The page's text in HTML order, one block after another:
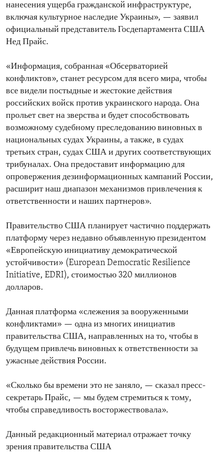
нанесения ущерба гражданской инфраструктуре,
включая культурное наследие Украины», — заявил
официальный представитель Госдепартамента США
Нед Прайс.
«Информация, собранная «Обсерваторией
конфликтов», станет ресурсом для всего мира, чтобы
все видели постыдные и жестокие действия
российских войск против украинского народа. Она
прольет свет на зверства и будет способствовать
возможному судебному преследованию виновных в
национальных судах Украины, а также, в судах
третьих стран, судах США и других соответствующих
трибуналах. Она предоставит информацию для
опровержения дезинформационных кампаний России,
расширит наш диапазон механизмов привлечения к
ответственности и наших партнеров».
Правительство США планирует частично поддержать
платформу через недавно объявленную президентом
«Европейскую инициативу демократической
устойчивости» (European Democratic Resilience
Initiative, EDRI), стоимостью 320 миллионов
долларов.
Данная платформа «слежения за вооруженными
конфликтами» — одна из многих инициатив
правительства США, направленных на то, чтобы в
будущем привлечь виновных к ответственности за
ужасные действия России.
«Сколько бы времени это не заняло, — сказал пресс-
секретарь Прайс, — мы будем стремиться к тому,
чтобы справедливость восторжествовала».
Данный редакционный материал отражает точку
зрения правительства США